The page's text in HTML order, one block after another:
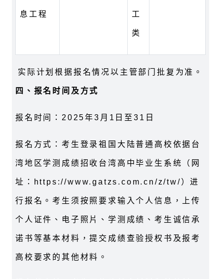
息工程 工
类
实际计划根据报名情况以主管部门批复为准。
四、报名时间及方式
报名时间：2025年3月1日至31日
报名方式：考生登录祖国大陆普通高校依据台
湾地区学测成绩招收台湾高中毕业生系统（网
址：https://www.gatzs.com.cn/z/tw/）进
行报名。考生须按照要求输入个人信息，上传
个人证件、电子照片、学测成绩、考生诚信承
诺书等基本材料，提交成绩查验授权书及报考
高校要求的其他材料。